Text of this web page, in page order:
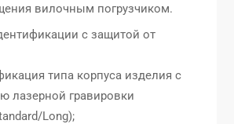
вилочным погрузчиком.
с защитой от
типа корпуса изделия с
лазерной гравировки
Long);